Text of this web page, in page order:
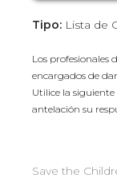
Tipo: Lista de
Los profesionales
encargados de
Utilice la
antelación su
Save the